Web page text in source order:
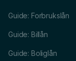
Guide: Forbrukslån
Guide: Billån
Guide: Boliglån